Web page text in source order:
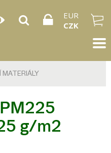
EUR
CZK
g/m2